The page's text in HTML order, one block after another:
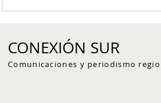
conservación voluntaria
CONEXIÓN SUR
Comunicaciones y periodismo